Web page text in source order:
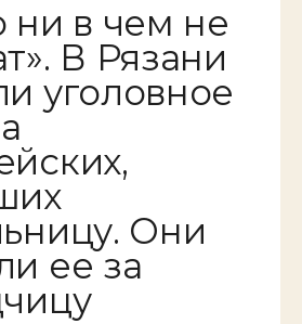
ни в чем не
В Рязани
уголовное
Они
ее за